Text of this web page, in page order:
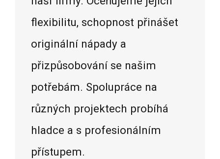
flexibilitu, schopnost přinášet
originální nápady a
přizpůsobování se našim
potřebám. Spolupráce na
různých projektech probíhá
hladce a s profesionálním
přístupem.